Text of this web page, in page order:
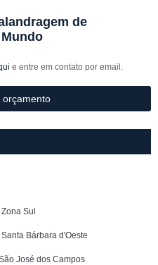
de
e entre em contato por email.
orçamento
Sul
Bárbara d'Oeste
José dos Campos